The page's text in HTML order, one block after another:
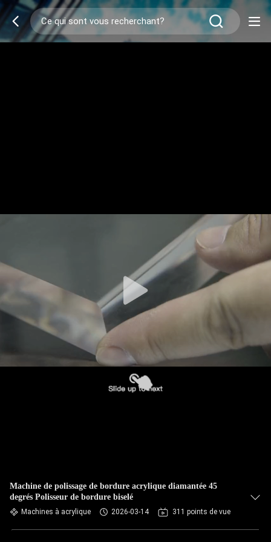
Machine de polissage de bordure acrylique diamantée 45
degrés Polisseur de bordure biselé
Machines à acrylique 2026-03-14 311 points de vue